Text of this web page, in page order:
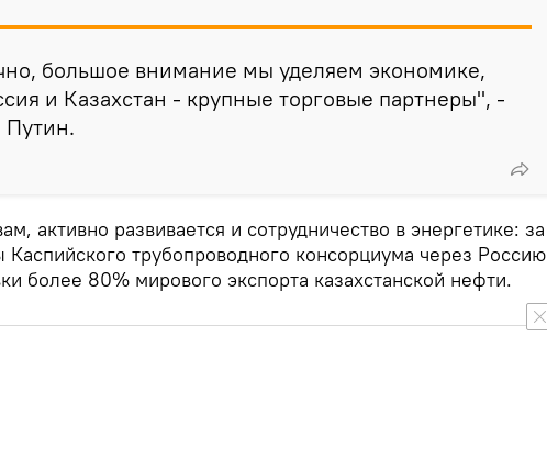
большое внимание мы уделяем экономике,
и Казахстан - крупные торговые партнеры", -
Путин.
активно развивается и сотрудничество в энергетике: за
Каспийского трубопроводного консорциума через Россию
более 80% мирового экспорта казахстанской нефти.